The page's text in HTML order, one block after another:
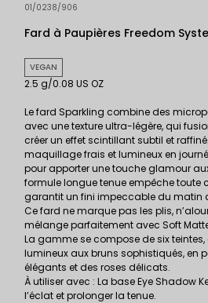
01/0238/906
Fard à Paupières Freedom
VEGAN
2.5 g/0.08 US OZ
Le fard Sparkling combine des
avec une texture ultra-légère, qui
créer un effet scintillant subtil et
maquillage frais et lumineux en
pour apporter une touche glamour
formule longue tenue empêche toute
garantit un fini impeccable du matin
Ce fard ne marque pas les plis,
mélange parfaitement avec Soft
La gamme se compose de six
lumineux aux bruns sophistiqués, en
élégants et des roses délicats.
À utiliser avec : La base Eye Shadow
l’éclat et prolonger la tenue.